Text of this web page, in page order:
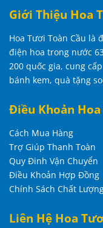
Giới Thiệu Hoa
Hoa Tươi Toàn Cầu là
điện hoa trong nước
200 quốc gia, cung
bánh kem, quà tặng
Điều Khoản
Cách Mua Hàng
Trợ Giúp Thanh Toàn
Quy Đinh Vận Chuyển
Điều Khoản Hợp Đồng
Chính Sách Chất
Liên Hệ Hoa